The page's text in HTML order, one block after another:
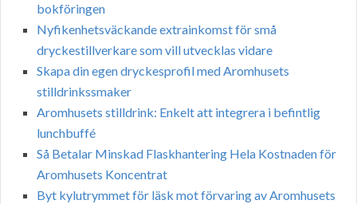
bokföringen
Nyfikenhetsväckande extrainkomst för små
dryckestillverkare som vill utvecklas vidare
Skapa din egen dryckesprofil med Aromhusets
stilldrinkssmaker
Aromhusets stilldrink: Enkelt att integrera i befintlig
lunchbuffé
Så Betalar Minskad Flaskhantering Hela Kostnaden för
Aromhusets Koncentrat
Byt kylutrymmet för läsk mot förvaring av Aromhusets